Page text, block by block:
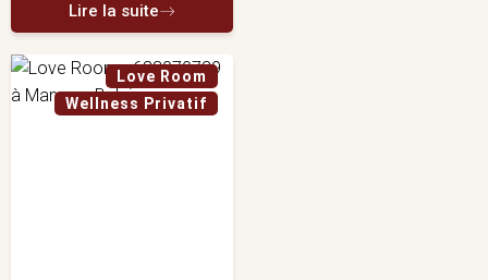
Lire la suite
Love Room
Wellness Privatif